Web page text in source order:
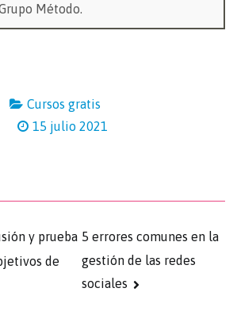
Método.
Cursos gratis
15 julio 2021
y prueba
de
5 errores comunes en la
gestión de las redes
sociales